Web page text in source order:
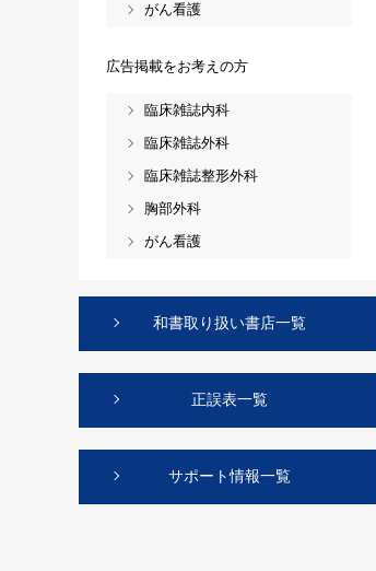
がん看護
広告掲載をお考えの方
臨床雑誌内科
臨床雑誌外科
臨床雑誌整形外科
胸部外科
がん看護
和書取り扱い書店一覧
正誤表一覧
サポート情報一覧